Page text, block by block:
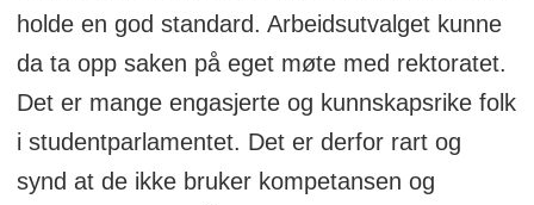
holde en god standard. Arbeidsutvalget kunne
da ta opp saken på eget møte med rektoratet.
Det er mange engasjerte og kunnskapsrike folk
i studentparlamentet. Det er derfor rart og
synd at de ikke bruker kompetansen og